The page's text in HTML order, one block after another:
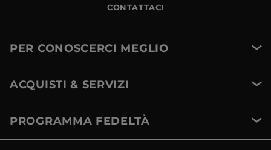
CONTATTACI
PER CONOSCERCI MEGLIO
ACQUISTI & SERVIZI
PROGRAMMA FEDELTÀ